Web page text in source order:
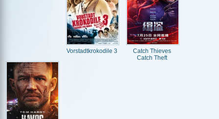
Vorstadtkrokodile 3
Catch Thieves
Catch Theft